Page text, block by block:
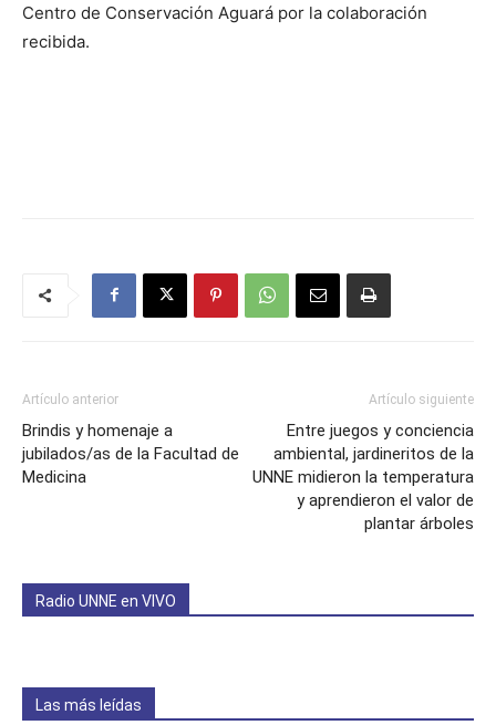
Centro de Conservación Aguará por la colaboración
recibida.
Artículo anterior
Brindis y homenaje a
jubilados/as de la Facultad de
Medicina
Artículo siguiente
Entre juegos y conciencia
ambiental, jardineritos de la
UNNE midieron la temperatura
y aprendieron el valor de
plantar árboles
Radio UNNE en VIVO
Las más leídas